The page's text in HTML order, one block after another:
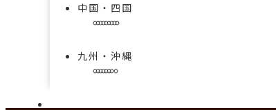
中国・四国
九州・沖縄